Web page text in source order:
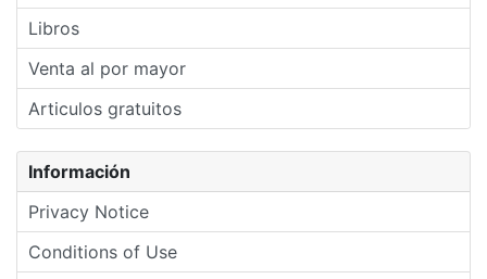
Libros
Venta al por mayor
Articulos gratuitos
Información
Privacy Notice
Conditions of Use